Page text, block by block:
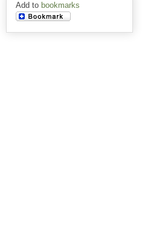
Add to bookmarks